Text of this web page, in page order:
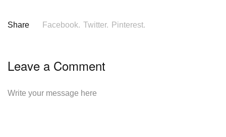
Share Facebook. Twitter. Pinterest.
Leave a Comment